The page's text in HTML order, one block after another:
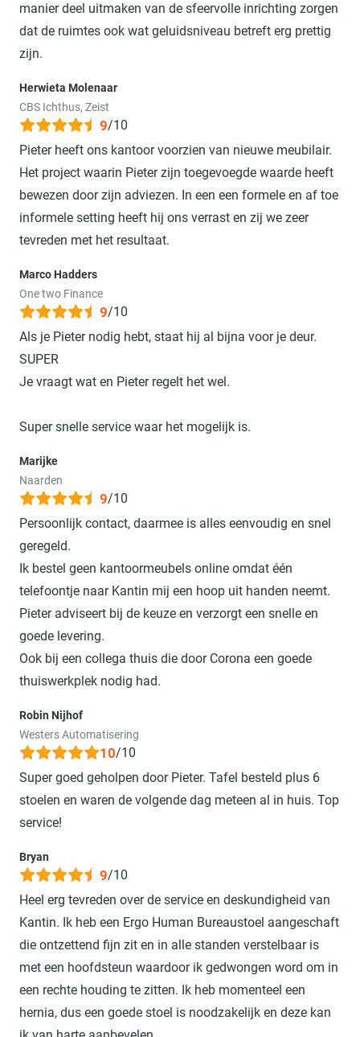
manier deel uitmaken van de sfeervolle inrichting zorgen
dat de ruimtes ook wat geluidsniveau betreft erg prettig
zijn.
Herwieta Molenaar
CBS Ichthus, Zeist
9/10
Pieter heeft ons kantoor voorzien van nieuwe meubilair.
Het project waarin Pieter zijn toegevoegde waarde heeft
bewezen door zijn adviezen. In een een formele en af toe
informele setting heeft hij ons verrast en zij we zeer
tevreden met het resultaat.
Marco Hadders
One two Finance
9/10
Als je Pieter nodig hebt, staat hij al bijna voor je deur.
SUPER
Je vraagt wat en Pieter regelt het wel.
Super snelle service waar het mogelijk is.
Marijke
Naarden
9/10
Persoonlijk contact, daarmee is alles eenvoudig en snel
geregeld.
Ik bestel geen kantoormeubels online omdat één
telefoontje naar Kantin mij een hoop uit handen neemt.
Pieter adviseert bij de keuze en verzorgt een snelle en
goede levering.
Ook bij een collega thuis die door Corona een goede
thuiswerkplek nodig had.
Robin Nijhof
Westers Automatisering
10/10
Super goed geholpen door Pieter. Tafel besteld plus 6
stoelen en waren de volgende dag meteen al in huis. Top
service!
Bryan
9/10
Heel erg tevreden over de service en deskundigheid van
Kantin. Ik heb een Ergo Human Bureaustoel aangeschaft
die ontzettend fijn zit en in alle standen verstelbaar is
met een hoofdsteun waardoor ik gedwongen word om in
een rechte houding te zitten. Ik heb momenteel een
hernia, dus een goede stoel is noodzakelijk en deze kan